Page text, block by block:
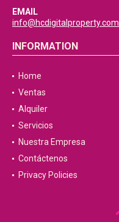
EMAIL
info@hcdigitalproperty.com
INFORMATION
Home
Ventas
Alquiler
Servicios
Nuestra Empresa
Contáctenos
Privacy Policies